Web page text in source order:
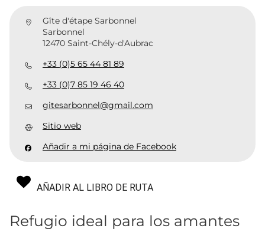
Gîte d'étape Sarbonnel
Sarbonnel
12470 Saint-Chély-d'Aubrac
+33 (0)5 65 44 81 89
+33 (0)7 85 19 46 40
gitesarbonnel@gmail.com
Sitio web
Añadir a mi página de Facebook
AÑADIR AL LIBRO DE RUTA
Refugio ideal para los amantes